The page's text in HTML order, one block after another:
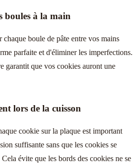
boules à la main
chaque boule de pâte entre vos mains
parfaite et d'éliminer les imperfections.
garantit que vos cookies auront une
lors de la cuisson
cookie sur la plaque est important
suffisante sans que les cookies se
évite que les bords des cookies ne se